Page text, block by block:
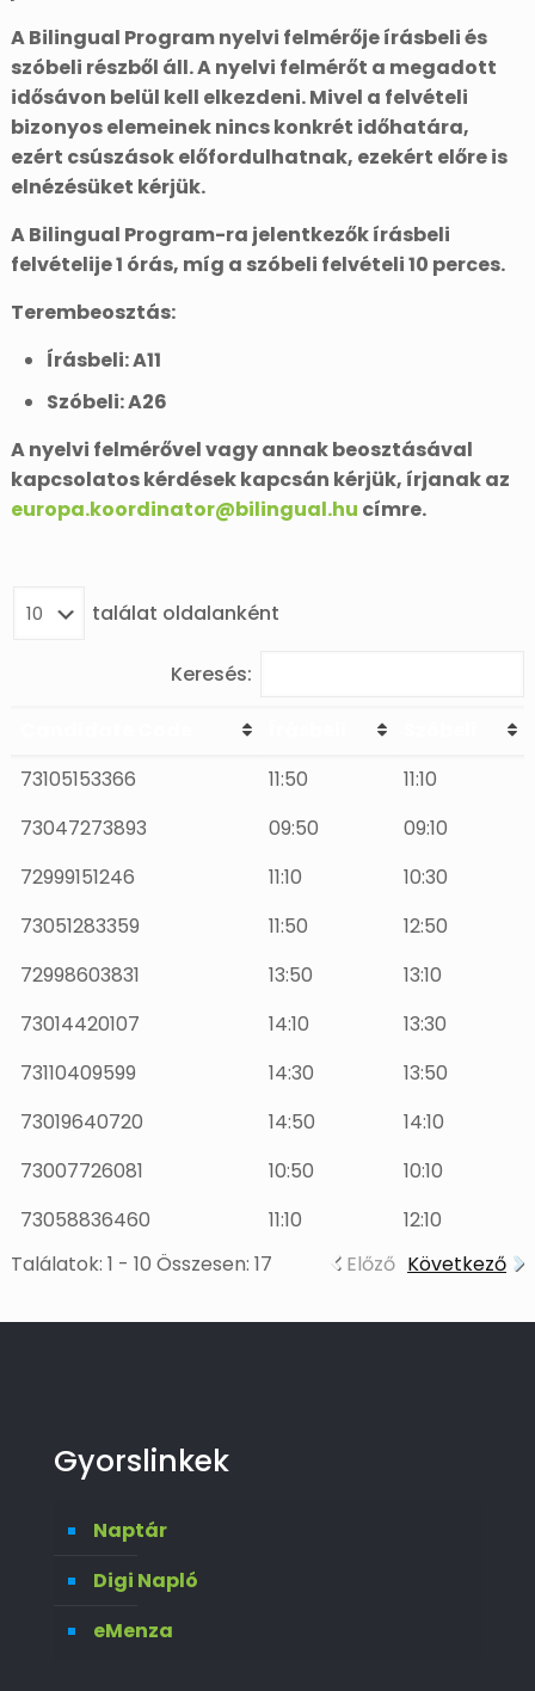
A Bilingual Program nyelvi felmérője írásbeli és
szóbeli részből áll. A nyelvi felmérőt a megadott
idősávon belül kell elkezdeni. Mivel a felvételi
bizonyos elemeinek nincs konkrét időhatára,
ezért csúszások előfordulhatnak, ezekért előre is
elnézésüket kérjük.
A Bilingual Program-ra jelentkezők írásbeli
felvételije 1 órás, míg a szóbeli felvételi 10 perces.
Terembeosztás:
Írásbeli: A11
Szóbeli: A26
A nyelvi felmérővel vagy annak beosztásával
kapcsolatos kérdések kapcsán kérjük, írjanak az
europa.koordinator@bilingual.hu címre.
találat oldalanként
Keresés:
73105153366
11:50
11:10
73047273893
09:50
09:10
72999151246
11:10
10:30
73051283359
11:50
12:50
72998603831
13:50
13:10
73014420107
14:10
13:30
73110409599
14:30
13:50
73019640720
14:50
14:10
73007726081
10:50
10:10
73058836460
11:10
12:10
Találatok: 1 - 10 Összesen: 17
Előző Következő
Gyorslinkek
Naptár
Digi Napló
eMenza